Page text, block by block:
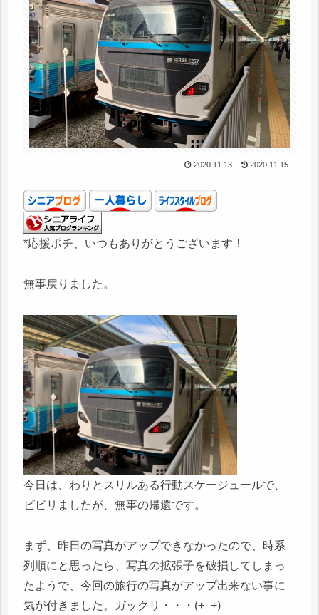
2020.11.13 2020.11.15
*応援ポチ、いつもありがとうございます！
無事戻りました。
今日は、わりとスリルある行動スケージュールで、
ビビリましたが、無事の帰還です。
まず、昨日の写真がアップできなかったので、時系
列順にと思ったら、写真の拡張子を破損してしまっ
たようで、今回の旅行の写真がアップ出来ない事に
気が付きました。ガックリ・・・(+_+)